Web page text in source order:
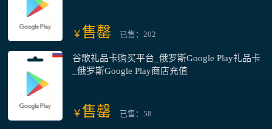
￥ 售罄 已售：202
谷歌礼品卡购买平台_俄罗斯Google Play礼品卡
_俄罗斯Google Play商店充值
￥ 售罄 已售：58